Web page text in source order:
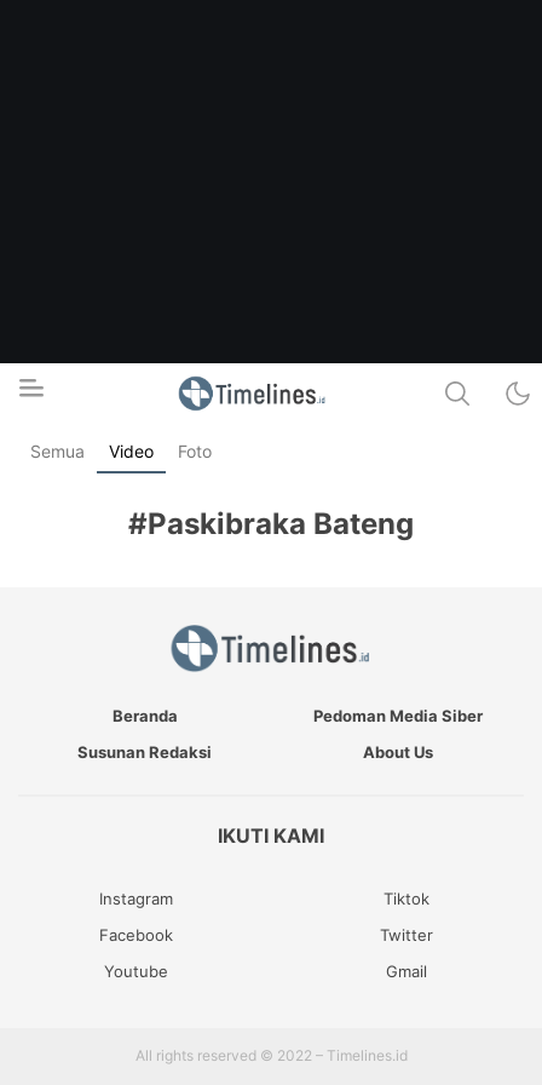
Timelines.id
Media Literasi, Sejarah & Budaya
Semua Video Foto
#Paskibraka Bateng
Beranda
Pedoman Media Siber
Susunan Redaksi
About Us
IKUTI KAMI
Instagram
Tiktok
Facebook
Twitter
Youtube
Gmail
All rights reserved © 2022 – Timelines.id